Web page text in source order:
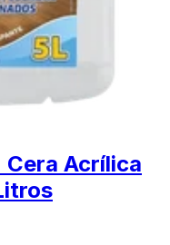
Cera Acrílica